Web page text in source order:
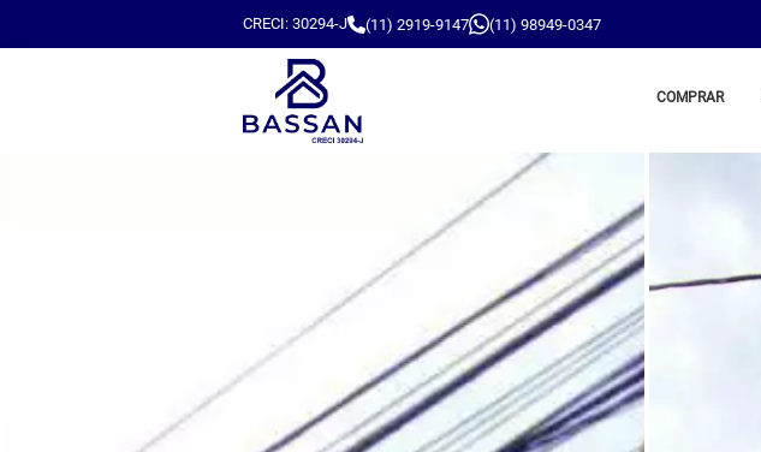
CRECI: 30294-J (11) 2919-9147 (11) 98949-0347
COMPRAR